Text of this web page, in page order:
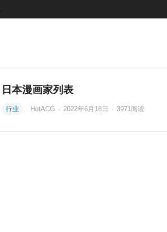
日本漫画家列表
行业 HotACG · 2022年6月18日 · 3971阅读